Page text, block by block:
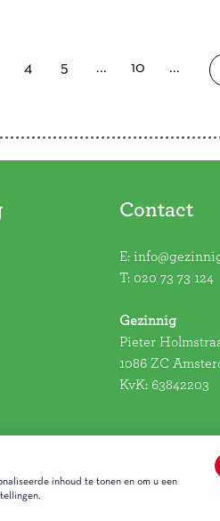
paginapage 1 of 19
pagina
4 pagina
5 ... pagina
10 ...
laatste pagina
Contact
E:
T: 020 73 73 124
Gezinnig
Pieter
1086 ZC
KvK: 63842203
inhoud te tonen en om u een